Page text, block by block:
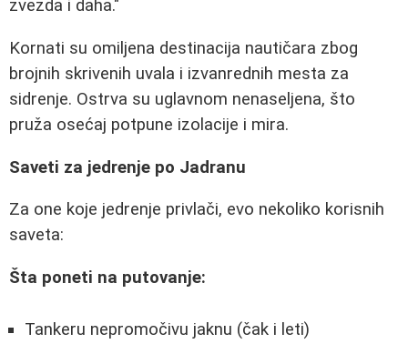
zvezda i daha."
Kornati su omiljena destinacija nautičara zbog
brojnih skrivenih uvala i izvanrednih mesta za
sidrenje. Ostrva su uglavnom nenaseljena, što
pruža osećaj potpune izolacije i mira.
Saveti za jedrenje po Jadranu
Za one koje jedrenje privlači, evo nekoliko korisnih
saveta:
Šta poneti na putovanje:
Tankeru nepromočivu jaknu (čak i leti)